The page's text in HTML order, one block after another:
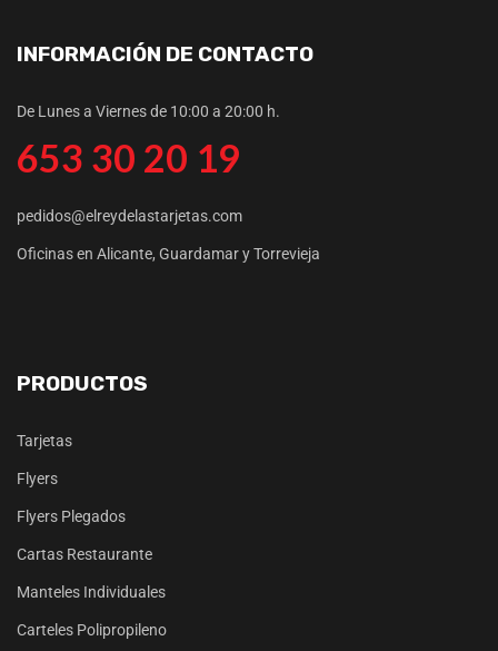
INFORMACIÓN DE CONTACTO
De Lunes a Viernes de 10:00 a 20:00 h.
653 30 20 19
pedidos@elreydelastarjetas.com
Oficinas en Alicante, Guardamar y Torrevieja
PRODUCTOS
Tarjetas
Flyers
Flyers Plegados
Cartas Restaurante
Manteles Individuales
Carteles Polipropileno